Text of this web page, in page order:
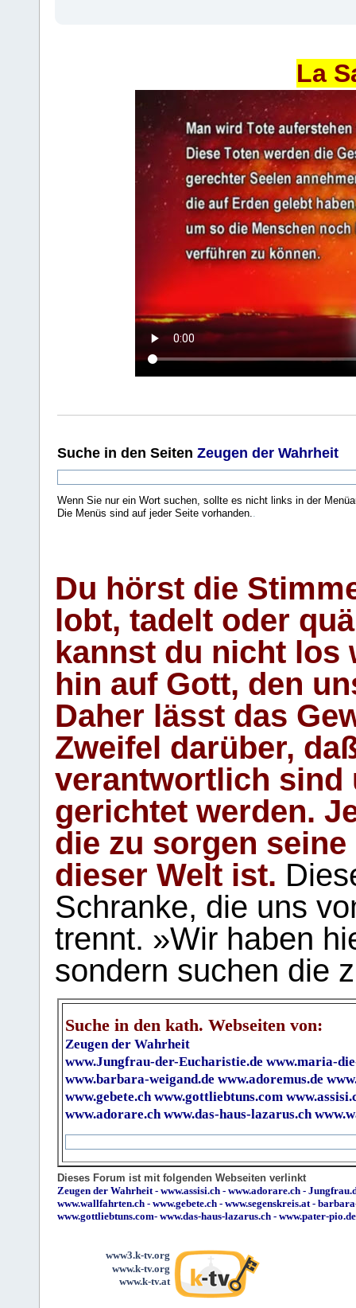
La
Suche in den Seiten Zeugen der Wahrheit
Wenn Sie nur ein Wort suchen, sollte es nicht links in der
Die Menüs sind auf jeder Seite vorhanden..
Du hörst die
lobt, tadelt oder
kannst du nicht los
hin auf Gott, den
Daher lässt das
Zweifel darüber,
verantwortlich sind
gerichtet werden.
die zu sorgen
dieser Welt ist.
Schranke, die uns
trennt. »Wir haben
sondern suchen die
Suche in den kath. Webseiten von:
Zeugen der Wahrheit
www.Jungfrau-der-Eucharistie.de www.maria-
www.barbara-weigand.de www.adoremus.de
www.gebete.ch www.gottliebtuns.com
www.adorare.ch www.das-haus-lazarus.ch
Dieses Forum ist mit folgenden Webseiten verlinkt
Zeugen der Wahrheit- www.assisi.ch - www.adorare.ch -
www.wallfahrten.ch - www.gebete.ch - www.segenskreis.at-
www.gottliebtuns.com- www.das-haus-lazarus.ch - www.pater-pio.de
www3.k-tv.org
www.k-tv.org
www.k-tv.at